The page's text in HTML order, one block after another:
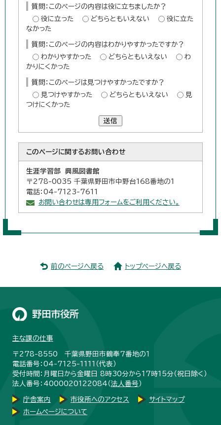
質問：このページの内容は役に立ちましたか？
役に立った
どちらともいえない
役に立た
なかった
質問：このページの内容はわかりやすかったですか？
わかりやすかった
どちらともいえない
わ
かりにくかった
質問：このページは見つけやすかったですか？
見つけやすかった
どちらともいえない
見
つけにくかった
送信
このページに関するお問い合わせ
生涯学習部 興風図書館
〒278-0035 千葉県野田市中野台168番地の1
電話：04-7123-7611
お問い合わせは専用フォームをご利用ください。
前のページへ戻る トップページへ戻る
野田市役所
主な課の仕事
〒278-8550 千葉県野田市鶴奉7番地の1
電話番号：04-7125-1111（代表）
受付時間：月曜日から金曜日 8時30分から17時15分（祝日除く）
法人番号：4000020122084（法人番号 ）
庁舎案内 市役所へのアクセス
サイトマップ
ホームページについて